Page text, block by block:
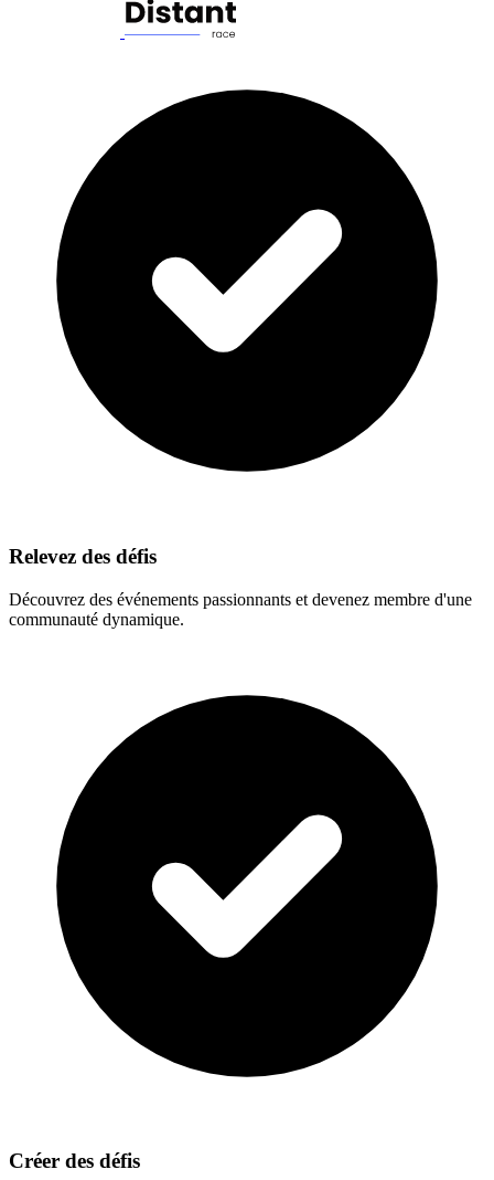
Relevez des défis
Découvrez des événements passionnants et devenez membre d'une
communauté dynamique.
Créer des défis